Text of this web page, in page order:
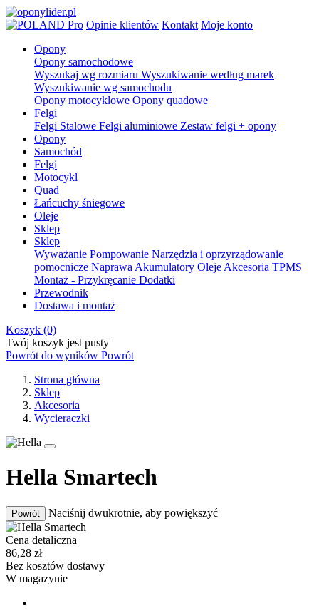
Pro Opinie klientów Kontakt Moje konto
Opony
Opony samochodowe
Wyszukaj wg rozmiaru Wyszukiwanie według marek
Wyszukiwanie wg samochodu
Opony motocyklowe Opony quadowe
Felgi
Felgi Stalowe Felgi aluminiowe Zestaw felgi + opony
Opony
Samochód
Felgi
Motocykl
Quad
Łańcuchy śniegowe
Oleje
Sklep
Sklep
Wyważanie Pompowanie Narzędzia i oprzyrządowanie
pomocnicze Naprawa Akumulatory Oleje Akcesoria TPMS
Montaż - Przykręcanie Dodatki
Przewodnik
Dostawa i montaż
Koszyk (0)
Twój koszyk jest pusty
Powrót do wyników Powrót
Strona główna
Sklep
Akcesoria
Wycieraczki
Hella Smartech
Powrót Naciśnij dwukrotnie, aby powiększyć
Cena detaliczna
86,28 zł
Bez kosztów dostawy
W magazynie